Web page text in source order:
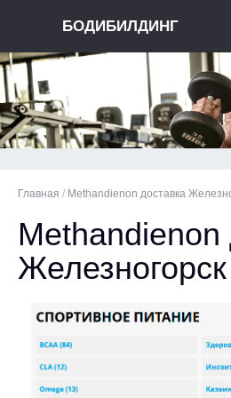
БОДИБИЛДИНГ
Главная / Methandienon доставка
Methandienon
Железногорск